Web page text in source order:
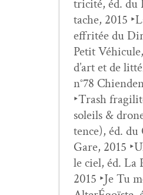
tric­ité, éd. du
tache, 2015
effritée du
Petit
d’art et de
n°78
‣Trash
soleils &
tence), éd.
Gare, 2015
le ciel, éd. La
2015 ‣Je Tu